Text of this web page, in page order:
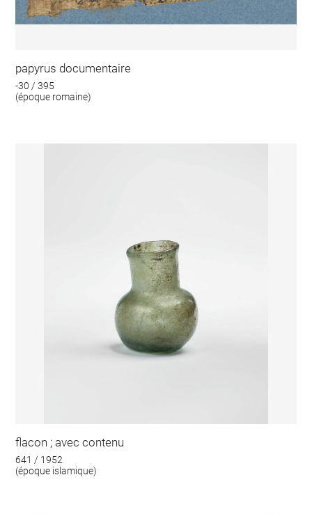
papyrus documentaire
-30 / 395
(époque romaine)
flacon ; avec contenu
641 / 1952
(époque islamique)